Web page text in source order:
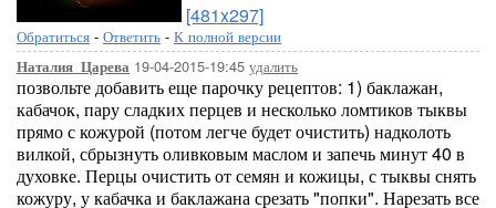
[481x297]
Обратиться - Ответить - К полной версии
Наталия_Царева 19-04-2015-19:45 удалить
позвольте добавить еще парочку рецептов: 1) баклажан,
кабачок, пару сладких перцев и несколько ломтиков тыквы
прямо с кожурой (потом легче будет очистить) надколоть
вилкой, сбрызнуть оливковым маслом и запечь минут 40 в
духовке. Перцы очистить от семян и кожицы, с тыквы снять
кожуру, у кабачка и баклажана срезать "попки". Нарезать все